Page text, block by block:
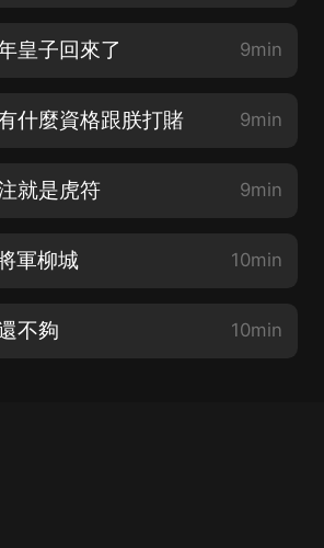
皇子回來了 9min
什麼資格跟朕打賭 9min
就是虎符 9min
軍柳城 10min
不夠 10min